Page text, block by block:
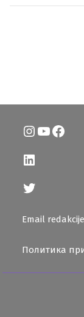
Instagram
YouTube
LinkedIn
Twitter
Email
Политика